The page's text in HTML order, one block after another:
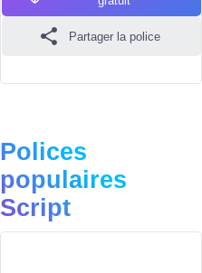
Partager la police
Polices
populaires
Script